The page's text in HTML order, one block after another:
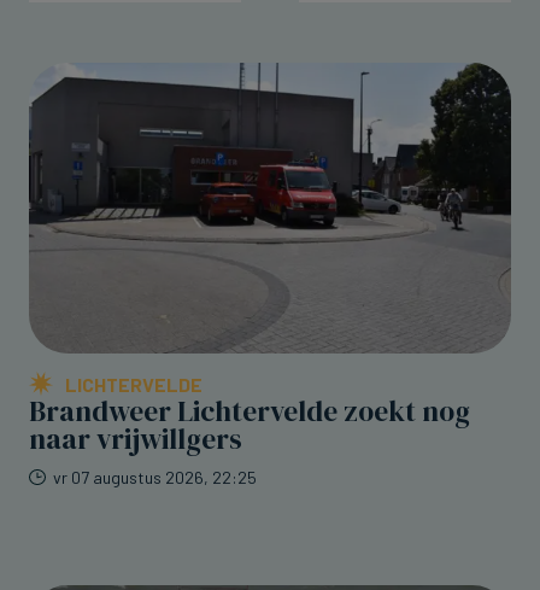
LICHTERVELDE
Brandweer Lichtervelde zoekt nog
naar vrijwillgers
vr 07 augustus 2026, 22:25